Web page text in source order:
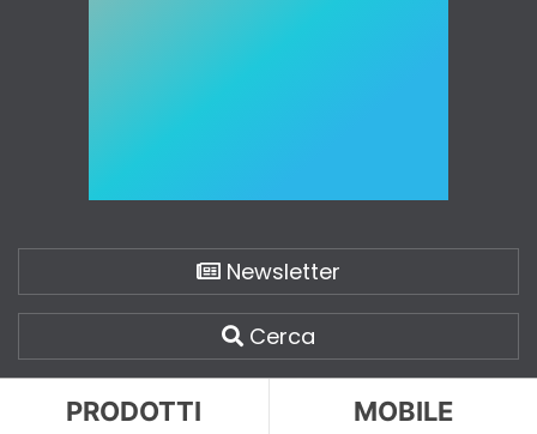
Newsletter
Cerca
PRODOTTI MOBILE